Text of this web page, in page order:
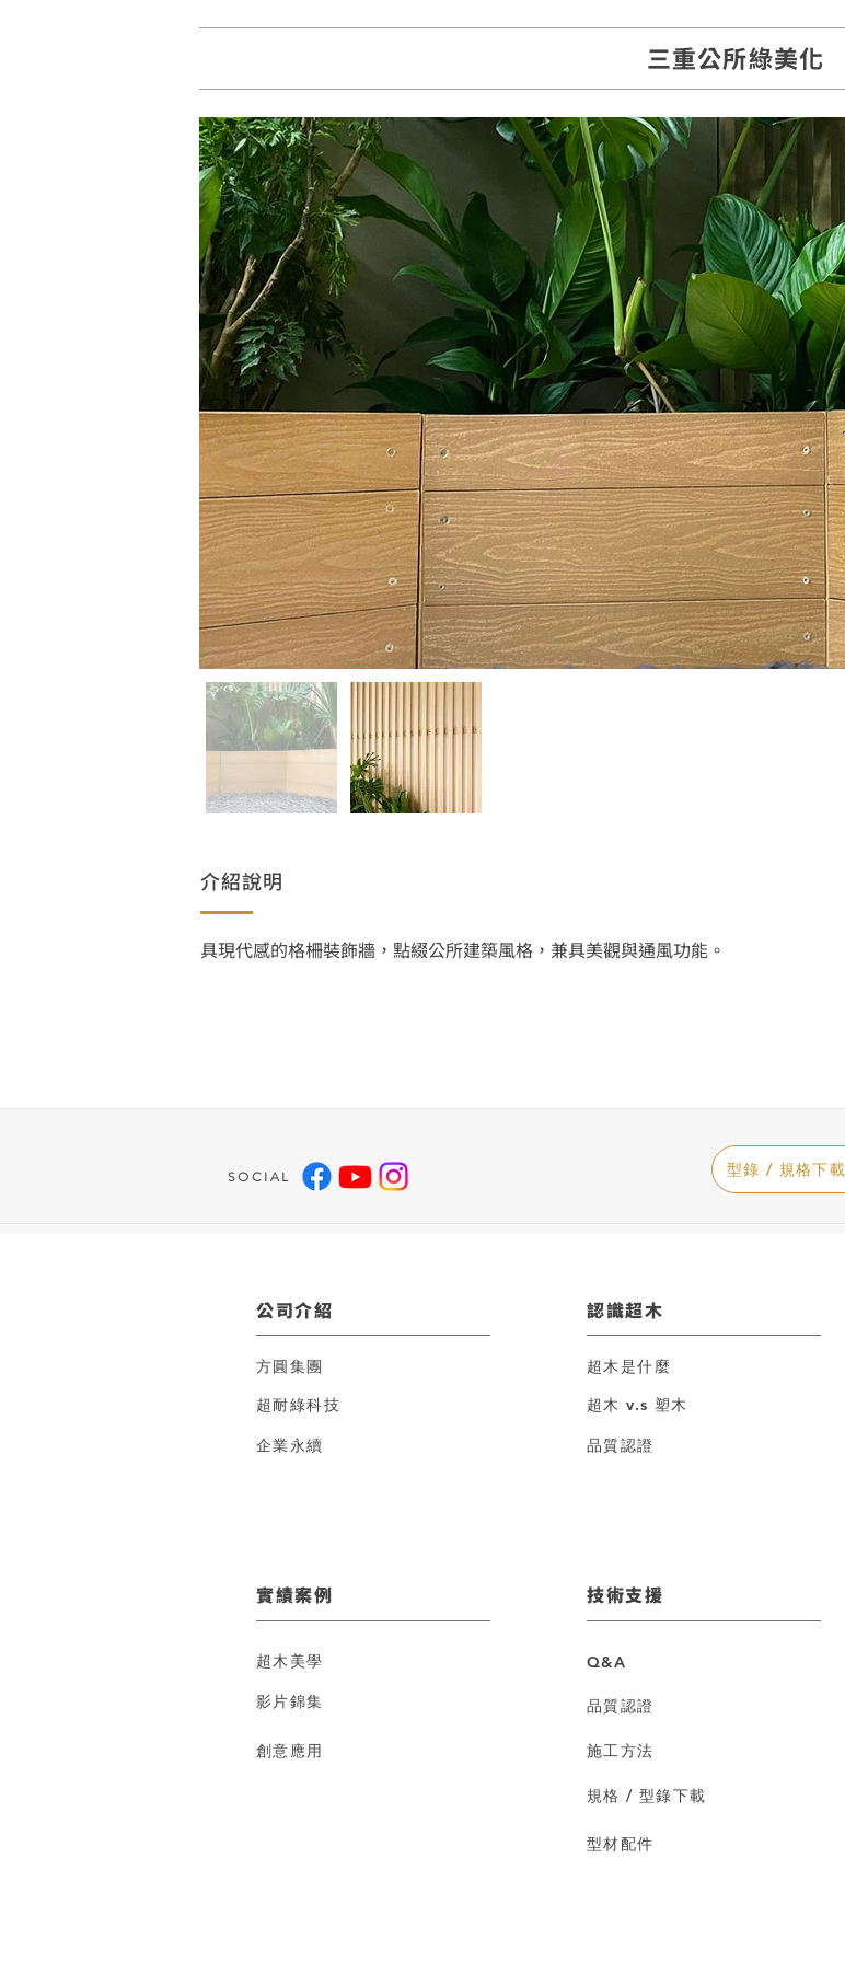
三重公所綠美化
介紹說明
具現代感的格柵裝飾牆，點綴公所建築風格，兼具美觀與通風功能。
SOCIAL 型錄 / 規格下載
公司介紹
方圓集團
超耐綠科技
企業永續
​認識超木
超木是什麼
超木 v.s 塑木
品質認證
實績案例 技術支援
超木美學 Q&A
影片錦集 品質認證
創意應用 施工方法
規格 / 型錄下載
型材配件